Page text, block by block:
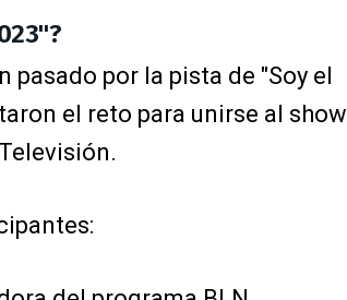
por la pista de "Soy el
el reto para unirse al show